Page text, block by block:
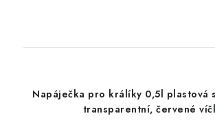
Napáječka pro králíky 0,5l plastová
transparentní, červené